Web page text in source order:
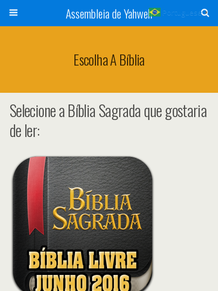
Assembleia de Yahweh
Escolha A Bíblia
Selecione a Bíblia Sagrada que gostaria
de ler:
Portuguese ▼